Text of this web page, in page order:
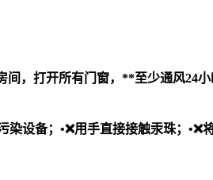
间，打开所有门窗，**至少通风24
设备；•❌用手直接接触汞珠；